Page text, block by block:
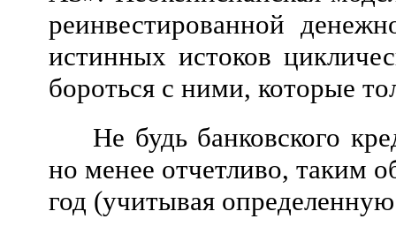
реинвестированной
истинных истоков
бороться с ними, которые
Не будь банковского
но менее отчетливо, таким
год (учитывая